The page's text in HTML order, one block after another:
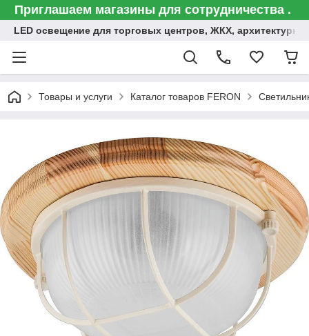
Приглашаем магазины для сотрудничества .
LED освещение для торговых центров, ЖКХ,
Товары и услуги Каталог товаров FERON